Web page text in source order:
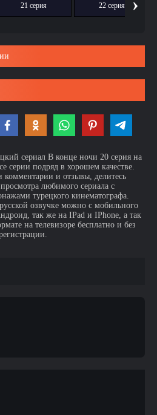
21 серия 22 серия
сериал В конце ночи 20 серия на
серии подряд в хорошем качестве.
комментарии и отзывы, делитесь
любимого сериала с
турецкого кинематографа.
озвучке можно с мобильного
так же на IPad и IPhone, а так
на телевизоре бесплатно и без